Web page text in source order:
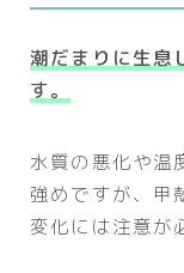
潮だまりに生息
す。
水質の悪化や温
強めですが、甲
変化には注意が